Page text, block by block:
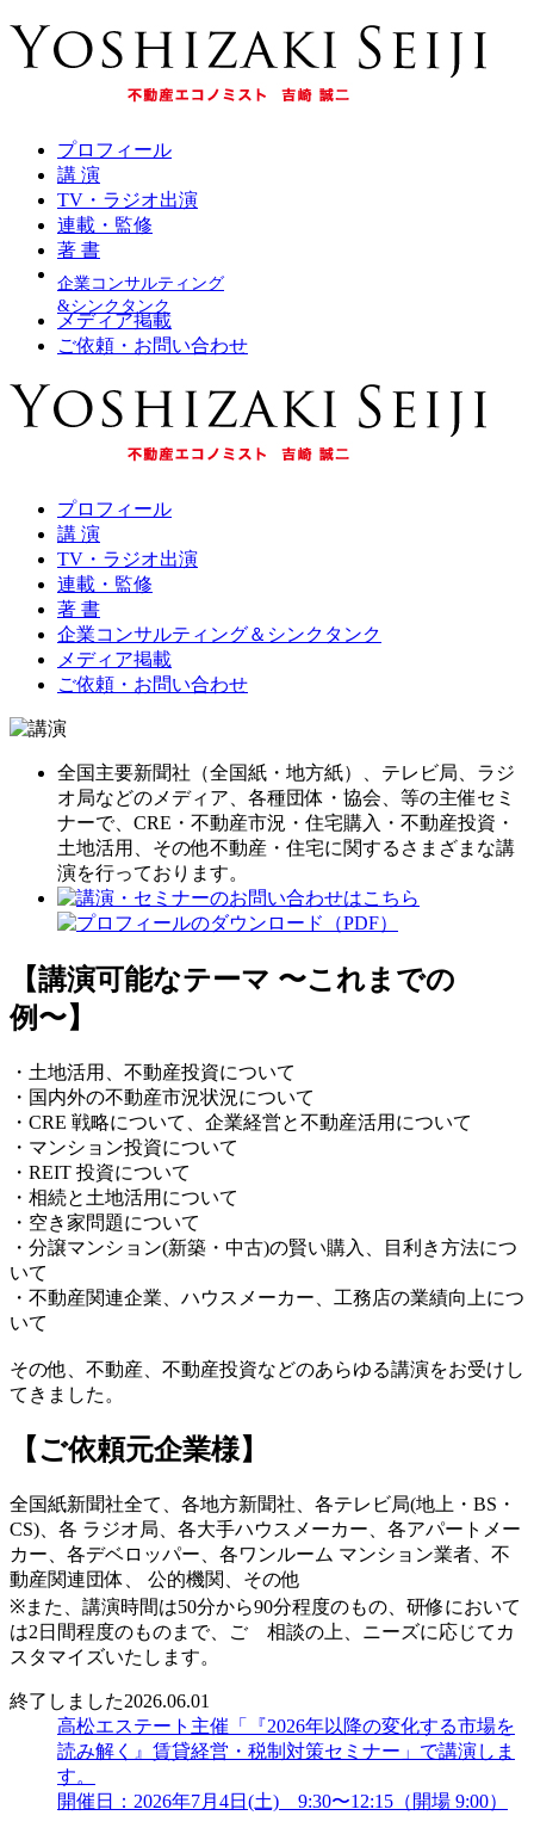
プロフィール
講 演
TV・ラジオ出演
連載・監修
著 書
企業コンサルティング
&シンクタンク
メディア掲載
ご依頼・お問い合わせ
プロフィール
講 演
TV・ラジオ出演
連載・監修
著 書
企業コンサルティング＆シンクタンク
メディア掲載
ご依頼・お問い合わせ
全国主要新聞社（全国紙・地方紙）、テレビ局、ラジ
オ局などのメディア、各種団体・協会、等の主催セミ
ナーで、CRE・不動産市況・住宅購入・不動産投資・
土地活用、その他不動産・住宅に関するさまざまな講
演を行っております。
【講演可能なテーマ 〜これまでの
例〜】
・土地活用、不動産投資について
・国内外の不動産市況状況について
・CRE 戦略について、企業経営と不動産活用について
・マンション投資について
・REIT 投資について
・相続と土地活用について
・空き家問題について
・分譲マンション(新築・中古)の賢い購入、目利き方法につ
いて
・不動産関連企業、ハウスメーカー、工務店の業績向上につ
いて
その他、不動産、不動産投資などのあらゆる講演をお受けし
てきました。
【ご依頼元企業様】
全国紙新聞社全て、各地方新聞社、各テレビ局(地上・BS・
CS)、各 ラジオ局、各大手ハウスメーカー、各アパートメー
カー、各デベロッパー、各ワンルーム マンション業者、不
動産関連団体、 公的機関、その他
※また、講演時間は50分から90分程度のもの、研修において
は2日間程度のものまで、ご゙相談の上、ニーズに応じてカ
スタマイズいたします。
終了しました2026.06.01
高松エステート主催「『2026年以降の変化する市場を
読み解く』賃貸経営・税制対策セミナー」で講演しま
す。
開催日：2026年7月4日(土) 9:30〜12:15（開場 9:00）